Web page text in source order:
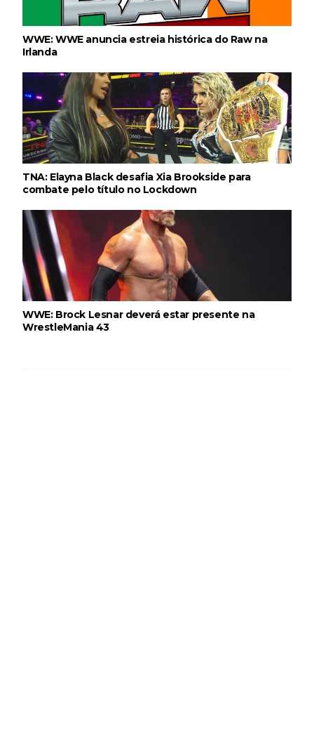
AEW Collision 25 JULY 2026
Unknown-Jul 26 2026
WWE Friday Night Smackdown 24 July 2026
Unknown -Jul 25 2026
TNA iMPACT Wrestling 23 July 2026
Unknown-Jul 24 2026
WWE Friday Night Smackdown 07Aug2026
Unknown-Aug 08 2026
TNA iMPACT Wrestling 06 aug 2026
Unknown -Aug 07 2026
WWE: WWE anuncia estreia histórica do Raw na
Irlanda
TNA: Elayna Black desafia Xia Brookside para
combate pelo título no Lockdown
WWE: Brock Lesnar deverá estar presente na
WrestleMania 43